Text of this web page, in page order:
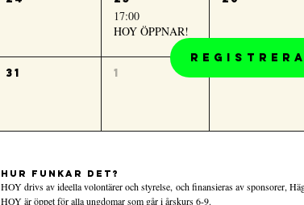
17:00
HOY ÖPPNAR!
31 1
HUR FUNKAR DET?
HOY drivs av ideella volontärer och styrelse, och finansieras av sponsorer,
HOY är öppet för alla ungdomar som går i årskurs 6-9.